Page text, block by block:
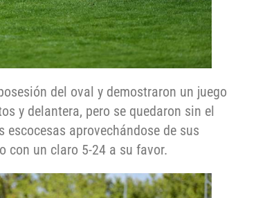
del oval y demostraron un juego
y delantera, pero se quedaron sin el
aprovechándose de sus
con un claro 5-24 a su favor.